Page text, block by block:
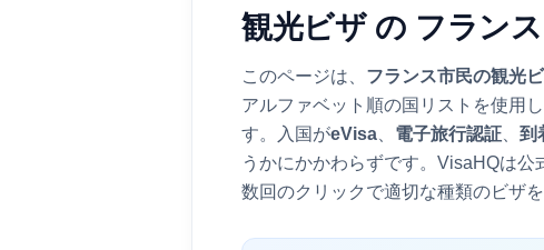
観光ビザの フランス
このページは、 フランス市民の観光
アルファベット順の国リストを使用し
す。入国がeVisa 電子旅行認証 到
うかにかかわらずです。VisaHQは公
数回のクリックで適切な種類のビザを